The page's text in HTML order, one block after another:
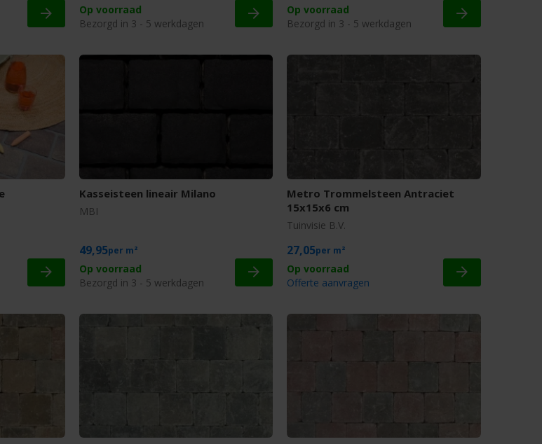
Op voorraad
Bezorgd in 3 - 5 werkdagen
Op voorraad
Bezorgd in 3 - 5 werkdagen
Kasseisteen lineair Milano
MBI
49,95 m²
Op voorraad
Bezorgd in 3 - 5 werkdagen
Metro Trommelsteen Antraciet
15x15x6 cm
Tuinvisie B.V.
27,05 m²
Offerte aanvragen